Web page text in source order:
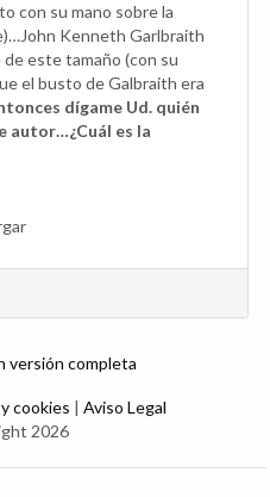
con su mano sobre la
Kenneth Garlbraith
este tamaño (con su
el busto de Galbraith era
dígame Ud. quién
autor…¿Cuál es la
versión completa
cookies | Aviso Legal
2026